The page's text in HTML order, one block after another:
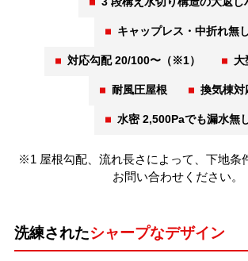
キャップレス・中折れ無
対応勾配 20/100〜（※1） 大
耐風圧屋根 換気棟対
水密 2,500Paでも漏水無
※1 屋根勾配、流れ長さによって、下地条
お問い合わせください。
洗練されたシャープなデザイン